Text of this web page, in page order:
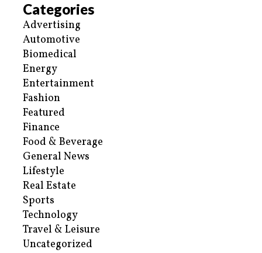
Categories
Advertising
Automotive
Biomedical
Energy
Entertainment
Fashion
Featured
Finance
Food & Beverage
General News
Lifestyle
Real Estate
Sports
Technology
Travel & Leisure
Uncategorized